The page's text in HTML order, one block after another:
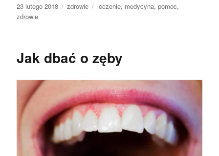
Data
publikacji
23 lutego 2018 Kategorie
zdrowie Tagi
leczenie, medycyna,pomoc,
zdrowie
Jak dbać o zęby